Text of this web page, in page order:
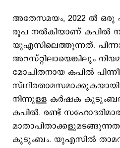
അതേസമയം, 2022 ൽ ഒരു
രൂപ നൽകിയാണ് കപില്‍
യുഎസിലെത്തുന്നത്.
അറസ്റ്റിലായെങ്കിലും
മോചിതനായ കപില്‍
നിന്നുള്ള കർഷക
കപില്‍. രണ്ട്
കുടുംബം. യുഎസിൽ